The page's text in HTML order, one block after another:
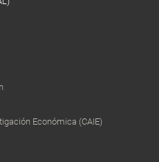
Económica (CAIE)